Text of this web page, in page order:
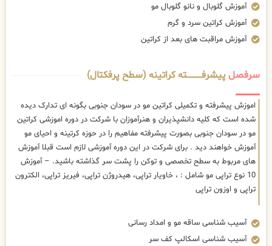
آموزش گلوبال و نانو گلوبال مو
آموزش کراتین سرد و گرم
آموزش مراقبت های بعد از کراتین
سرفصلپیشرفــــــــــــته کراتینه (سطح پرفکتال)
اموزش پیشرفته و تکمیلی کراتین مو در سودان جنوبی بگونه ای تدارک دیده
شده است که کلیه دانشپذیران و هنرآموزان با شرکت در دوره اموزشی کراتین
مو در سودان جنوبی بصورت پیشرفته مفاهیم را در حوزه کرتینه و احیای مو
آموزش خواهند دید . برای شرکت در این دوره آموزشی لازم است قبلا آموزش
های مربوط به سطح تخصصی و توکن را پشت سر گذاشته باشید. – آموزش
10 نوع تراپی مو شامل : ، خاویار تراپی، هیدروژن تراپی، فیریز تراپی، الکترون
تراپی و اوزون تراپی
آسیب شناسی ساقه مو و امداد رسانی
آسیب شناسی اسکالپ کف سر